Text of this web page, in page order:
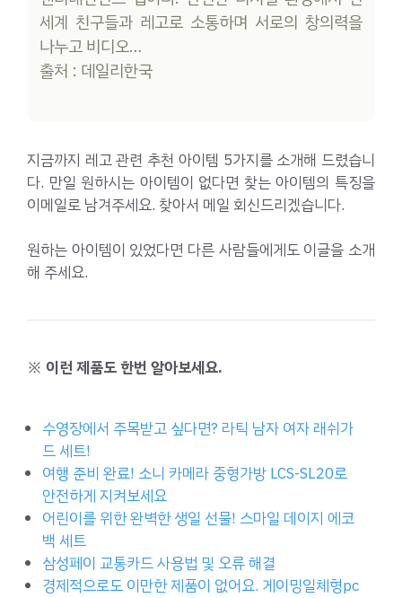
세계 친구들과 레고로 소통하며 서로의 창의력을
나누고 비디오…
출처 : 데일리한국
지금까지 레고 관련 추천 아이템 5가지를 소개해 드렸습니
다. 만일 원하시는 아이템이 없다면 찾는 아이템의 특징을
이메일로 남겨주세요. 찾아서 메일 회신드리겠습니다.
원하는 아이템이 있었다면 다른 사람들에게도 이글을 소개
해 주세요.
※ 이런 제품도 한번 알아보세요.
수영장에서 주목받고 싶다면? 라틱 남자 여자 래쉬가
드 세트!
여행 준비 완료! 소니 카메라 중형가방 LCS-SL20로
안전하게 지켜보세요
어린이를 위한 완벽한 생일 선물! 스마일 데이지 에코
백 세트
삼성페이 교통카드 사용법 및 오류 해결
경제적으로도 이만한 제품이 없어요. 게이밍일체형pc